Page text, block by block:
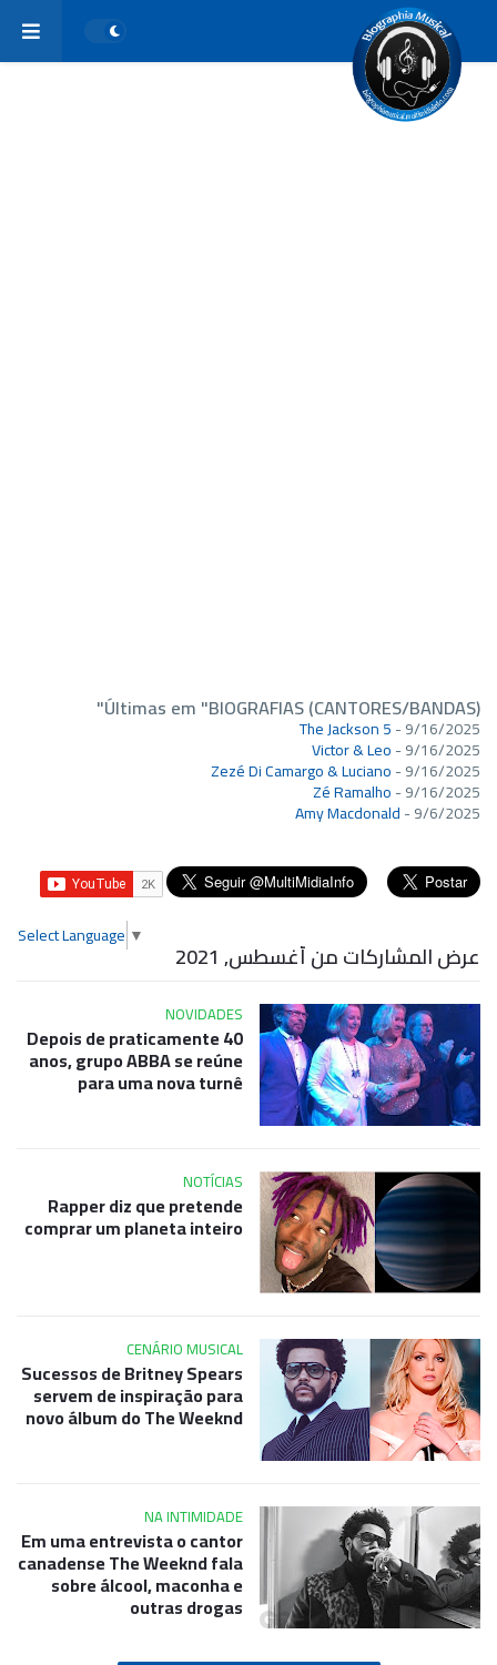
Últimas em "BIOGRAFIAS (CANTORES/BANDAS)"
The Jackson 5- 9/16/2025
Victor & Leo- 9/16/2025
Zezé Di Camargo & Luciano- 9/16/2025
Zé Ramalho- 9/16/2025
Amy Macdonald- 9/6/2025
Select Language ▼
عرض المشاركات من أغسطس, 2021
NOVIDADES
Depois de praticamente 40
anos, grupo ABBA se reúne
para uma nova turnê
NOTÍCIAS
Rapper diz que pretende
comprar um planeta inteiro
CENÁRIO MUSICAL
Sucessos de Britney Spears
servem de inspiração para
novo álbum do The Weeknd
NA INTIMIDADE
Em uma entrevista o cantor
canadense The Weeknd fala
sobre álcool, maconha e
outras drogas